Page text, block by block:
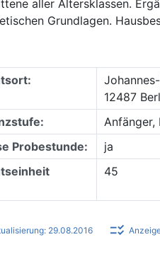
aller Altersklassen.
Grundlagen.
12487
Probestunde:
ja
45
29.08.2016 checklist_rtl